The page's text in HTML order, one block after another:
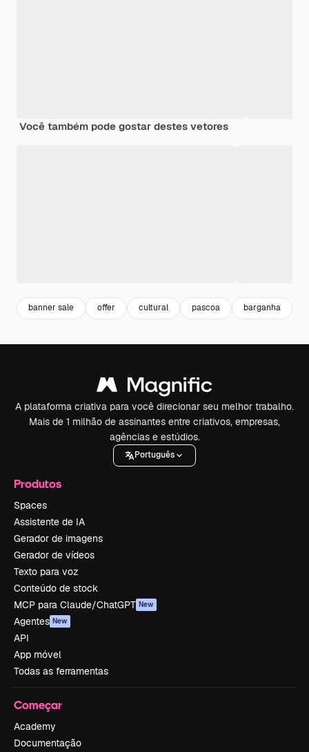
Você também pode gostar destes vetores
banner sale offer cultural pascoa barganha
A plataforma criativa para você direcionar seu melhor trabalho.
Mais de 1 milhão de assinantes entre criativos, empresas,
agências e estúdios.
Português
Produtos
Spaces
Assistente de IA
Gerador de imagens
Gerador de vídeos
Texto para voz
Conteúdo de stock
MCP para Claude/ChatGPT New
Agentes New
API
App móvel
Todas as ferramentas
Começar
Academy
Documentação